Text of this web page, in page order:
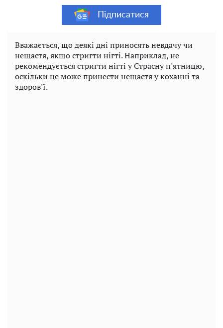
Підписатися
Вважається, що деякі дні приносять невдачу чи
нещастя, якщо стригти нігті. Наприклад, не
рекомендується стригти нігті у Страсну п'ятницю,
оскільки це може принести нещастя у коханні та
здоров'ї.